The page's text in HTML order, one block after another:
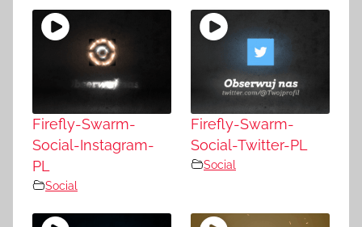
Firefly-Swarm-
Social-Instagram-
PL
Social
Firefly-Swarm-
Social-Twitter-PL
Social